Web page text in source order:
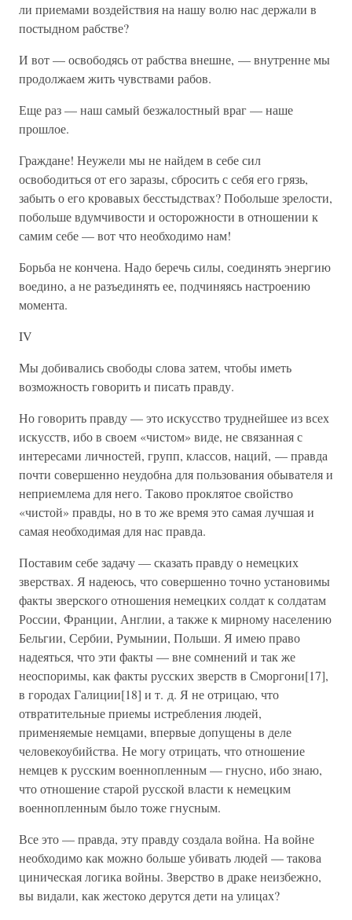
ли приемами воздействия на нашу волю нас держали в
постыдном рабстве?
И вот — освободясь от рабства внешне, — внутренне мы
продолжаем жить чувствами рабов.
Еще раз — наш самый безжалостный враг — наше
прошлое.
Граждане! Неужели мы не найдем в себе сил
освободиться от его заразы, сбросить с себя его грязь,
забыть о его кровавых бесстыдствах? Побольше зрелости,
побольше вдумчивости и осторожности в отношении к
самим себе — вот что необходимо нам!
Борьба не кончена. Надо беречь силы, соединять энергию
воедино, а не разъединять ее, подчиняясь настроению
момента.
IV
Мы добивались свободы слова затем, чтобы иметь
возможность говорить и писать правду.
Но говорить правду — это искусство труднейшее из всех
искусств, ибо в своем «чистом» виде, не связанная с
интересами личностей, групп, классов, наций, — правда
почти совершенно неудобна для пользования обывателя и
неприемлема для него. Таково проклятое свойство
«чистой» правды, но в то же время это самая лучшая и
самая необходимая для нас правда.
Поставим себе задачу — сказать правду о немецких
зверствах. Я надеюсь, что совершенно точно установимы
факты зверского отношения немецких солдат к солдатам
России, Франции, Англии, а также к мирному населению
Бельгии, Сербии, Румынии, Польши. Я имею право
надеяться, что эти факты — вне сомнений и так же
неоспоримы, как факты русских зверств в Сморгони[17],
в городах Галиции[18] и т. д. Я не отрицаю, что
отвратительные приемы истребления людей,
применяемые немцами, впервые допущены в деле
человекоубийства. Не могу отрицать, что отношение
немцев к русским военнопленным — гнусно, ибо знаю,
что отношение старой русской власти к немецким
военнопленным было тоже гнусным.
Все это — правда, эту правду создала война. На войне
необходимо как можно больше убивать людей — такова
циническая логика войны. Зверство в драке неизбежно,
вы видали, как жестоко дерутся дети на улицах?